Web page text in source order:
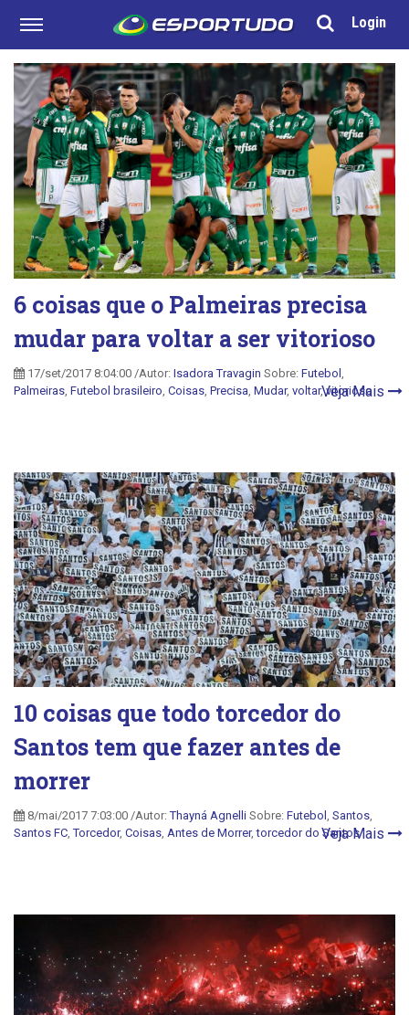
Login
6 coisas que o Palmeiras precisa
mudar para voltar a ser vitorioso
17/set/2017 8:04:00 /Autor: Isadora Travagin Sobre: Futebol
Palmeiras Futebol brasileiro Coisas Precisa Mudar, voltar,vitorioso
Veja Mais
10 coisas que todo torcedor do
Santos tem que fazer antes de
morrer
8/mai/2017 7:03:00 /Autor:Thayná Agnelli Sobre: Futebol Santos
Santos FC ,Torcedor, Coisas Antes de Morrer,torcedor do Santos
Veja Mais